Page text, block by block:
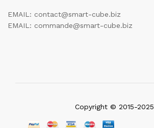
EMAIL: contact@smart-cube.biz
EMAIL: commande@smart-cube.biz
Copyright © 2015-2025